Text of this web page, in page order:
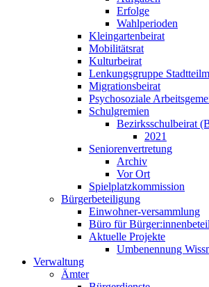
Erfolge
Wahlperioden
Kleingarten­beirat
Mobilitätsrat
Kulturbeirat
Lenkungsgruppe
Migrations­beirat
Psychosoziale
Schulgremien
Bezirksschul­beirat
2021
Senioren­vertretung
Archiv
Vor Ort
Spielplatz­kommission
Bürger­beteiligung
Einwohner-versammlung
Büro für
Aktuelle Projekte
Umbenennung
Verwaltung
Ämter